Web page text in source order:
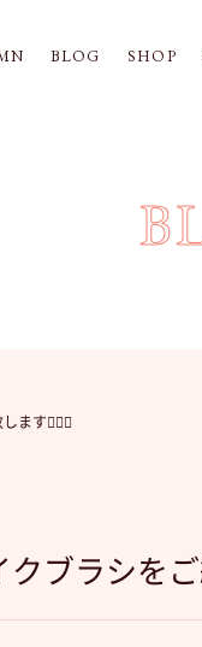
BLOG SHOP
ます💁‍♀️✨
ブラシをご